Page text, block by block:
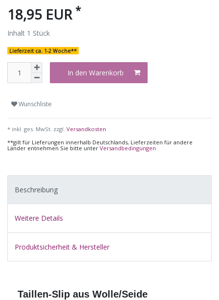
18,95 EUR *
Inhalt 1 Stück
Lieferzeit ca. 1-2 Woche**
In den Warenkorb
Wunschliste
* inkl. ges. MwSt. zzgl. Versandkosten
**gilt für Lieferungen innerhalb Deutschlands, Lieferzeiten für andere
Länder entnehmen Sie bitte unter Versandbedingungen
Beschreibung
Weitere Details
Produktsicherheit & Hersteller
Taillen-Slip aus Wolle/Seide